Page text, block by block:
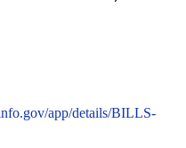
app/details/BILLS-